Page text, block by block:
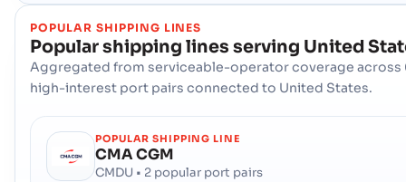
Catoosa
Kusthamnen
Adress :Catoosa (USXEL), United States of America, usa
Postnummer :-
Channahon
POPULAR SHIPPING LINES
Popular shipping lines serving United
Aggregated from serviceable-operator coverage across
high-interest port pairs connected to United States.
POPULAR SHIPPING LINE
CMA CGM
CMDU • 2 popular port pairs